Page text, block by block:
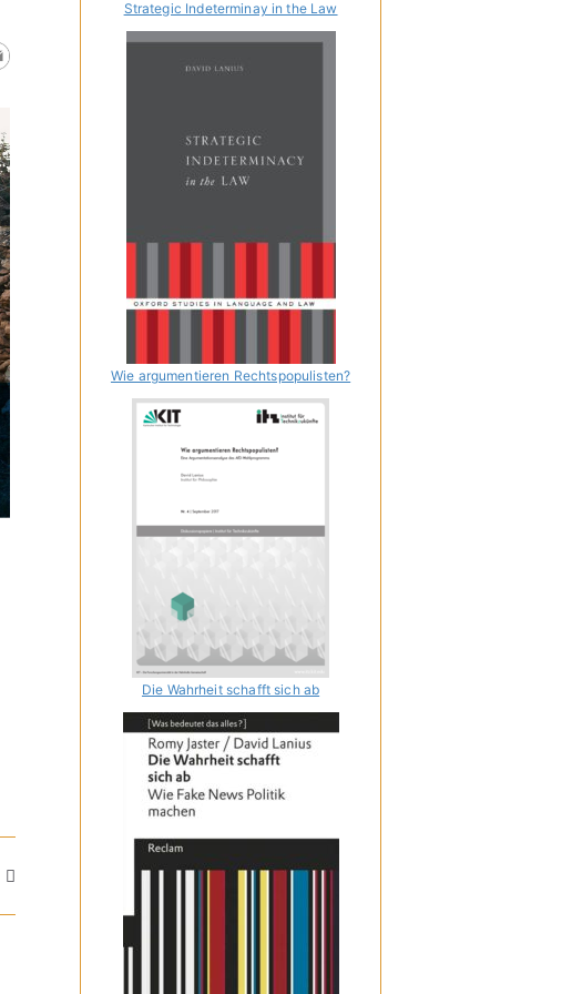
Strategic Indeterminay in the Law
Wie argumentieren Rechtspopulisten?
Die Wahrheit schafft sich ab